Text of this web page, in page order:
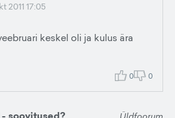
2011 17:05
keskel oli ja kulus ära
0 0
Üldfoorum